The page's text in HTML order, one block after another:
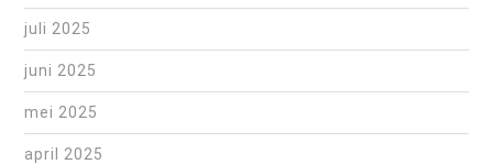
juli 2025
juni 2025
mei 2025
april 2025